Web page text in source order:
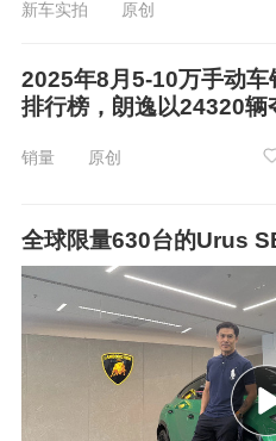
913辆。
10月新进入榜单车
在2024年10月35-
新车实拍 原创
2025年8月5-10万手动车
排行榜，朗逸以24320辆
销量 原创
全球限量630台的Urus